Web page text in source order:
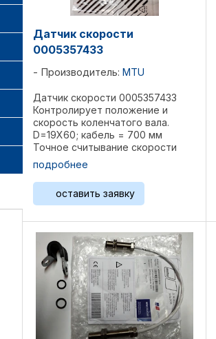
Датчик скорости
0005357433
Производитель: MTU
Датчик скорости 0005357433
Контролирует положение и
скорость коленчатого вала.
D=19X60; кабель = 700 мм
Точное считывание скорости
Общается с ECM Эффективное
распределение компонентов по
времени Оптимальная работа
двигателя Оригинальная
запчасть MTU ...
подробнее
оставить заявку